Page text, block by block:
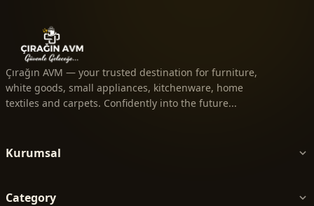
Çırağın AVM — your trusted destination for furniture,
white goods, small appliances, kitchenware, home
textiles and carpets. Confidently into the future...
Kurumsal
Category